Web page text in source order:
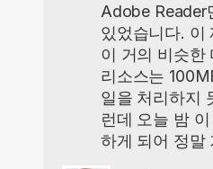
Adobe Reader
있었습니다. 이
이 거의 비슷한
리소스는
일을 처리하지
런데 오늘 밤
하게 되어 정말